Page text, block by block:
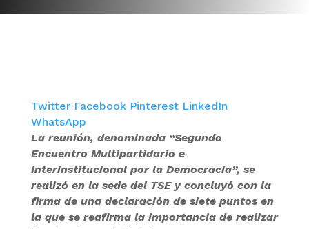
Twitter Facebook Pinterest LinkedIn
WhatsApp
La reunión, denominada “Segundo
Encuentro Multipartidario e
Interinstitucional por la Democracia”, se
realizó en la sede del TSE y concluyó con la
firma de una declaración de siete puntos en
la que se reafirma la importancia de realizar